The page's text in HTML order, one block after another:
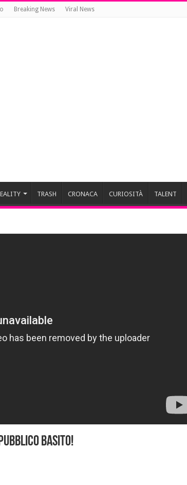
Breaking News Viral News
TRASH CRONACA CURIOSITÀ TALENT
Basito!